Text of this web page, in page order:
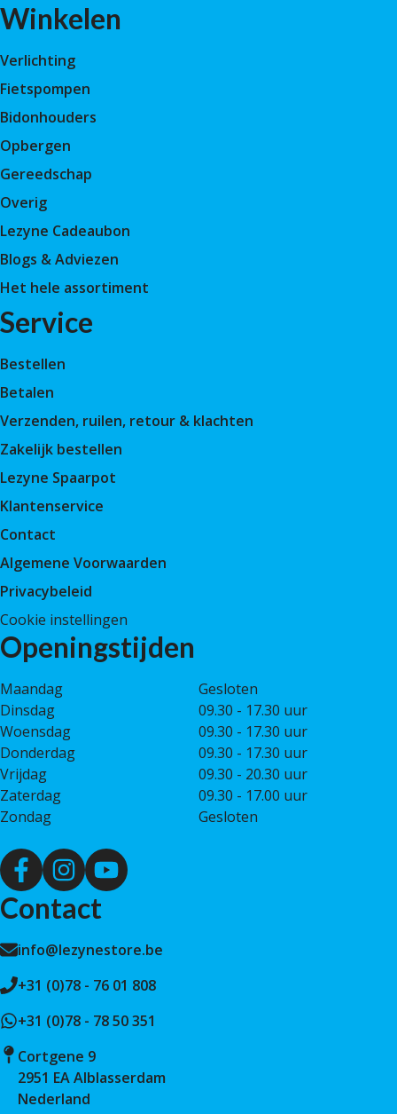
Winkelen
Verlichting
Fietspompen
Bidonhouders
Opbergen
Gereedschap
Overig
Lezyne Cadeaubon
Blogs & Adviezen
Het hele assortiment
Service
Bestellen
Betalen
Verzenden, ruilen, retour & klachten
Zakelijk bestellen
Lezyne Spaarpot
Klantenservice
Contact
Algemene Voorwaarden
Privacybeleid
Cookie instellingen
Openingstijden
Maandag
Gesloten
Dinsdag
09.30 - 17.30 uur
Woensdag
09.30 - 17.30 uur
Donderdag
09.30 - 17.30 uur
Vrijdag
09.30 - 20.30 uur
Zaterdag
09.30 - 17.00 uur
Zondag
Gesloten
Contact
info@lezynestore.be
+31 (0)78 - 76 01 808
+31 (0)78 - 78 50 351
Cortgene 9
2951 EA Alblasserdam
Nederland